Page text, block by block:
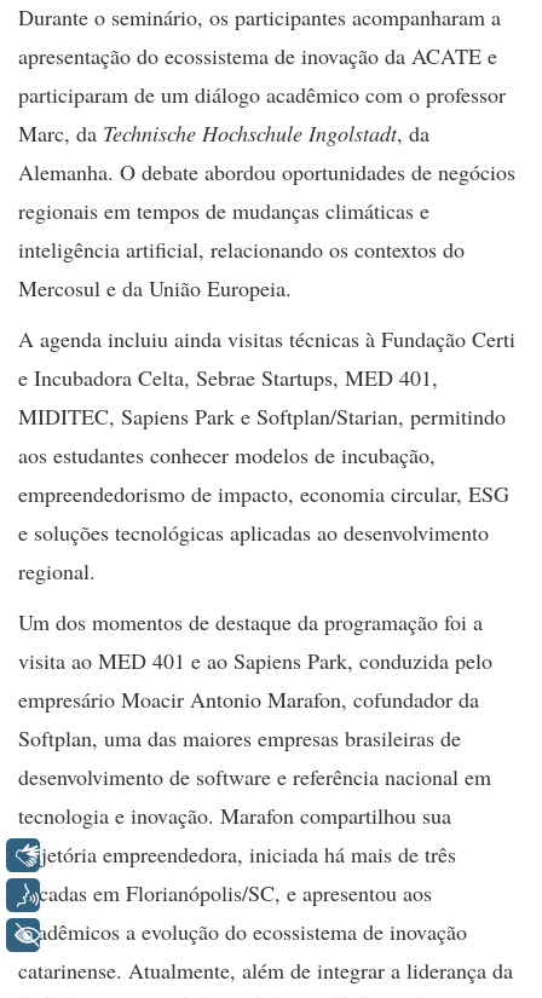
Durante o seminário, os participantes acompanharam a
apresentação do ecossistema de inovação da ACATE e
participaram de um diálogo acadêmico com o professor
Marc, da Technische Hochschule Ingolstadt, da
Alemanha. O debate abordou oportunidades de negócios
regionais em tempos de mudanças climáticas e
inteligência artificial, relacionando os contextos do
Mercosul e da União Europeia.
A agenda incluiu ainda visitas técnicas à Fundação Certi
e Incubadora Celta, Sebrae Startups, MED 401,
MIDITEC, Sapiens Park e Softplan/Starian, permitindo
aos estudantes conhecer modelos de incubação,
empreendedorismo de impacto, economia circular, ESG
e soluções tecnológicas aplicadas ao desenvolvimento
regional.
Um dos momentos de destaque da programação foi a
visita ao MED 401 e ao Sapiens Park, conduzida pelo
empresário Moacir Antonio Marafon, cofundador da
Softplan, uma das maiores empresas brasileiras de
desenvolvimento de software e referência nacional em
tecnologia e inovação. Marafon compartilhou sua
trajetória empreendedora, iniciada há mais de três
décadas em Florianópolis/SC, e apresentou aos
acadêmicos a evolução do ecossistema de inovação
catarinense. Atualmente, além de integrar a liderança da
Libras
Voz
+ Acessibilidade